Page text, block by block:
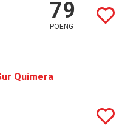
79
POENG
Quimera